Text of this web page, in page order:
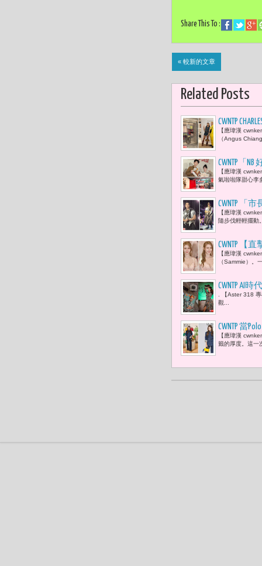
Share This To :
« 較新的文章
Related Posts
CWNTP
受當餘料
【應瑋漢
（Angus
CWNTP「
【應瑋漢
氣啦啦隊甜心李
CWNTP 「
【應瑋漢
隨步伐輕輕擺動
​CWNTP 【
看呆！
【應瑋漢
（Sammie）。
CWNTP AI
被低估的
. 【Aster 318
觀...
CWNTP 當
【應瑋漢
籤的厚度。這一